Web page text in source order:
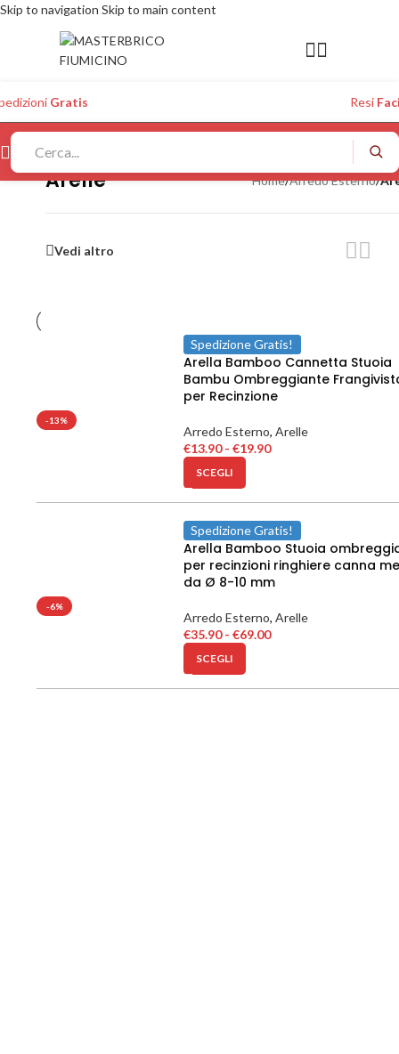
Skip to navigation Skip to main content
Gratis Resi
Arelle Home/Arredo Esterno/
Vedi altro
-13%
Spedizione Gratis!
Arella Bamboo Cannetta Stuoia
Bambu Ombreggiante
per Recinzione
Arredo Esterno, Arelle
€13.90 - €19.90
SCEGLI
-6%
Spedizione Gratis!
Arella Bamboo Stuoia
per recinzioni ringhiere canna
da Ø 8-10 mm
Arredo Esterno, Arelle
€35.90 - €69.00
SCEGLI